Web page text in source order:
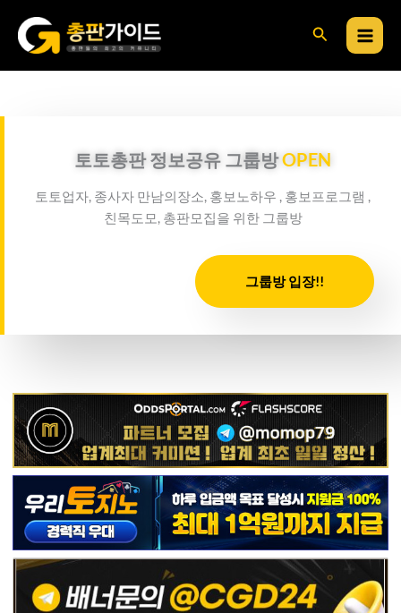
너
검
토토총판 정보공유 그룹방OPEN
토토업자, 종사자 만남의장소, 홍보노하우 , 홍보프로그램 ,
친목도모, 총판모집을 위한 그룹방
그룹방 입장!!